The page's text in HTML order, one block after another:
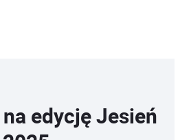
edycję Jesień